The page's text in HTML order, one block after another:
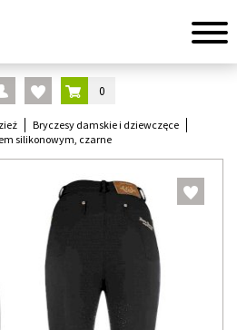
0
Bryczesy damskie i dziewczęce
silikonowym, czarne